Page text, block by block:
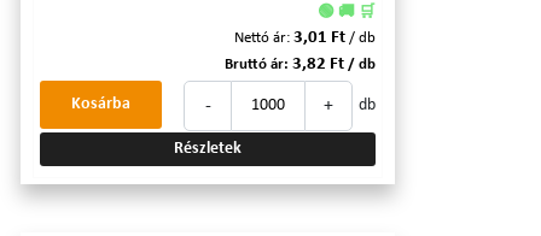
🟢 🚚 🛒
Nettó ár: 3,01 Ft / db
Bruttó ár: 3,82 Ft / db
- + db
Kosárba
Részletek